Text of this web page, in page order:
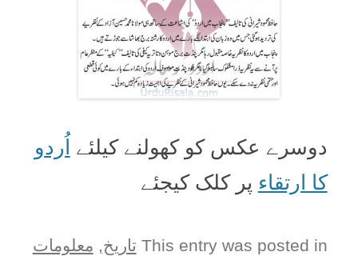
دوسرے عکس کو کھولنے کیلئے اُردو
کا ارتقاء پر کلک کیجئے
This entry was posted in تاریخ, معلومات